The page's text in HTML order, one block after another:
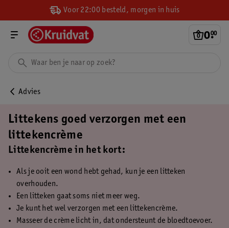
Voor 22:00 besteld, morgen in huis
0.
00
Advies
Littekens goed verzorgen met een
littekencrème
Littekencrème in het kort:
Als je ooit een wond hebt gehad, kun je een litteken
overhouden.
Een litteken gaat soms niet meer weg.
Je kunt het wel verzorgen met een littekencrème.
Masseer de crème licht in, dat ondersteunt de bloedtoevoer.